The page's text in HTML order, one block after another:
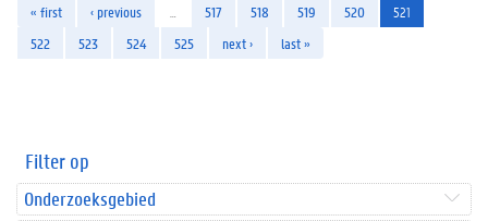
« first ‹ previous 517 518 519 520
521
522
523 524 525 next › last »
Filter op
Onderzoeksgebied